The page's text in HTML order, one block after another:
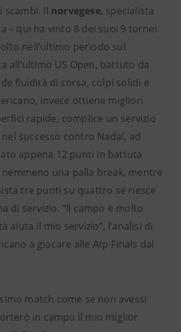
scambi. Il norvegese, specialista
– qui ha vinto 8 dei suoi 9 tornei
nell’ultimo periodo sul
all’ultimo US Open, battuto da
fluidità di corsa, colpi solidi e
invece ottiene migliori
rapide, complice un servizio
successo contro Nadal, ad
appena 12 punti in battuta
una palla break, mentre
tre punti su quattro se riesce
di servizio. “Il campo è molto
aiuta il mio servizio”, l’analisi di
a giocare alle Atp Finals dal
match come se non avessi
in campo il mio miglior